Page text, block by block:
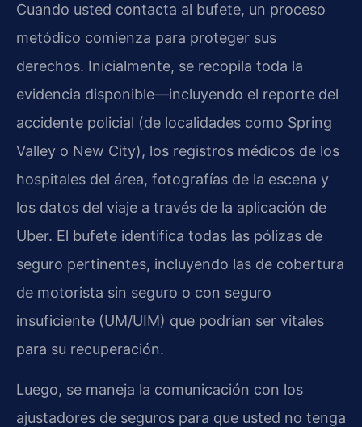
Cuando usted contacta al bufete, un proceso
metódico comienza para proteger sus
derechos. Inicialmente, se recopila toda la
evidencia disponible—incluyendo el reporte del
accidente policial (de localidades como Spring
Valley o New City), los registros médicos de los
hospitales del área, fotografías de la escena y
los datos del viaje a través de la aplicación de
Uber. El bufete identifica todas las pólizas de
seguro pertinentes, incluyendo las de cobertura
de motorista sin seguro o con seguro
insuficiente (UM/UIM) que podrían ser vitales
para su recuperación.
Luego, se maneja la comunicación con los
ajustadores de seguros para que usted no tenga